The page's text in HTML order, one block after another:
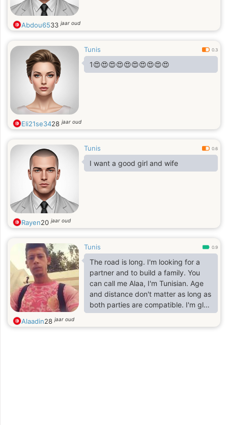
Abdou6533jaar oud
Tunis 0.3
1😍😍😍😍😍😍😍😍😍😍
Eli21se3428jaar oud
Tunis 0.6
I want a good girl and wife
Rayen20jaar oud
Tunis 0.9
The road is long. I'm looking for a
partner and to build a family. You
can call me Alaa, I'm Tunisian. Age
and distance don't matter as long as
both parties are compatible. I'm glad
you're here.
Alaadin28jaar oud